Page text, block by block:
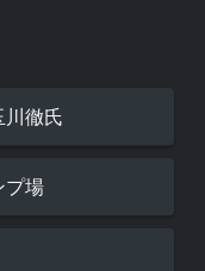
川徹氏
プ場